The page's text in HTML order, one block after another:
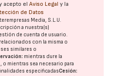
acepto elAviso Legal y la
de Datos
Media, S.L.U.
a nuestra(s)
de cuenta de usuario.
con la misma o
similares o
mientras dure la
o mientras sea necesario para
finalidades especificadasCesión: